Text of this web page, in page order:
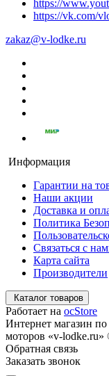
https://
https://vk.com/
zakaz@v-lodke.ru
Информация
Гарантии на
Наши акции
Доставка и
Политика
Связаться с
Карта сайта
Производители
Каталог товаров
Работает на ocStore
Интернет магазин
моторов «v-lodke.ru»
Обратная связь
Заказать звонок